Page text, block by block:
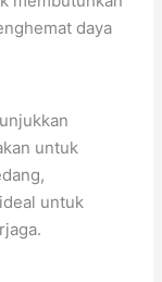
daya
untuk
untuk